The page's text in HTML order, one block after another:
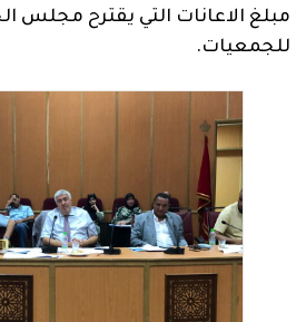
مبلغ الاعانات التي يقترح مجلس
للجمعيات.